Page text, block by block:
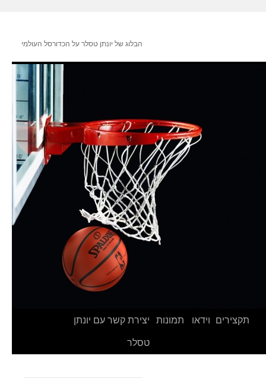
הבלוג של יונתן טסלר על הכדורסל העולמי
תקצירים וידאו תמונות יצירת קשר עם יונתן
טסלר